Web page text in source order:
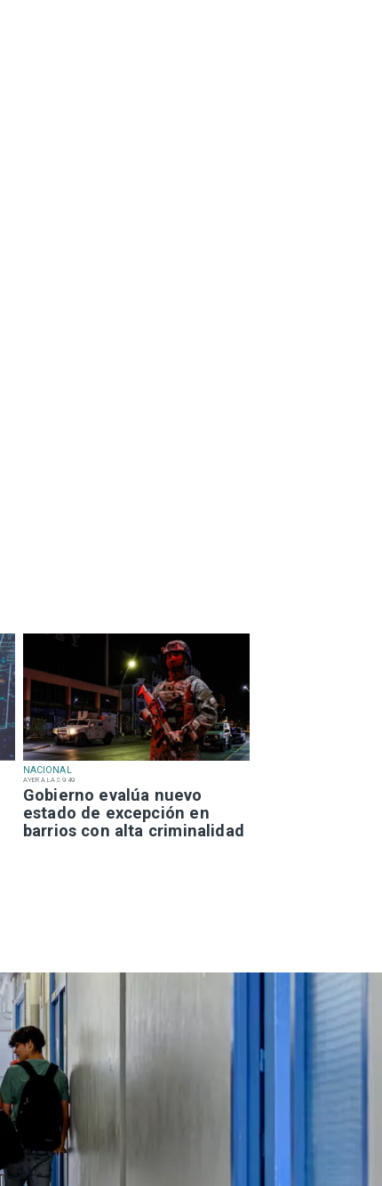
NACIONAL
AYER A LAS 9:49
Gobierno evalúa nuevo
estado de excepción en
barrios con alta criminalidad